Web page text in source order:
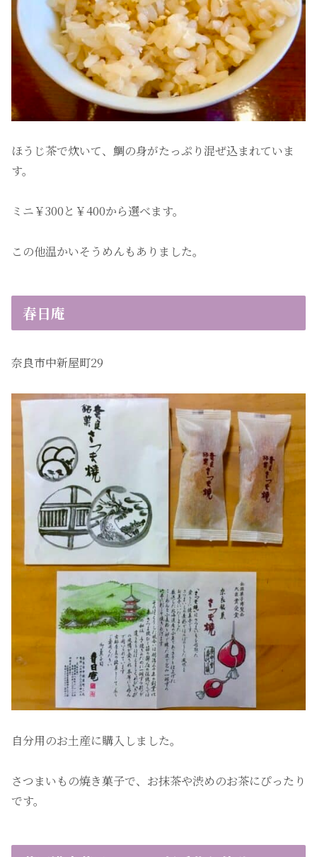
ほうじ茶で炊いて、鯛の身がたっぷり混ぜ込まれていま
す。
ミニ￥300と￥400から選べます。
この他温かいそうめんもありました。
春日庵
奈良市中新屋町29
自分用のお土産に購入しました。
さつまいもの焼き菓子で、お抹茶や渋めのお茶にぴったり
です。